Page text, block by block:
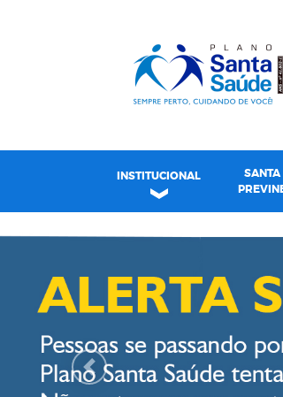
INSTITUCIONAL
SANTA
Plano Santa